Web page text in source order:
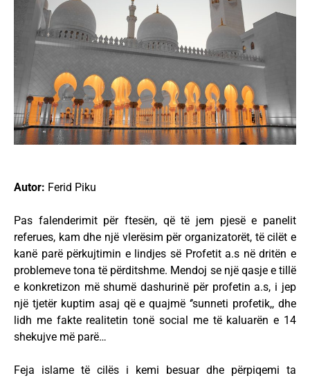
Autor: Ferid Piku
Pas falenderimit për ftesën, që të jem pjesë e panelit
referues, kam dhe një vlerësim për organizatorët, të cilët e
kanë parë përkujtimin e lindjes së Profetit a.s në dritën e
problemeve tona të përditshme. Mendoj se një qasje e tillë
e konkretizon më shumë dashurinë për profetin a.s, i jep
një tjetër kuptim asaj që e quajmë ‘’sunneti profetik,, dhe
lidh me fakte realitetin tonë social me të kaluarën e 14
shekujve më parë…
Feja islame të cilës i kemi besuar dhe përpiqemi ta